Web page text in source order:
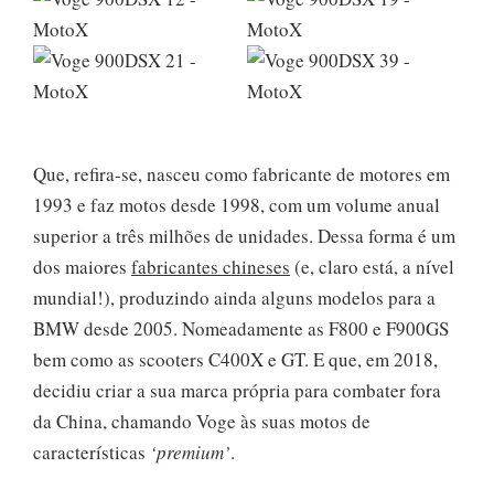
Que, refira-se, nasceu como fabricante de motores em
1993 e faz motos desde 1998, com um volume anual
superior a três milhões de unidades. Dessa forma é um
dos maiores fabricantes chineses (e, claro está, a nível
mundial!), produzindo ainda alguns modelos para a
BMW desde 2005. Nomeadamente as F800 e F900GS
bem como as scooters C400X e GT. E que, em 2018,
decidiu criar a sua marca própria para combater fora
da China, chamando Voge às suas motos de
características ‘premium’.